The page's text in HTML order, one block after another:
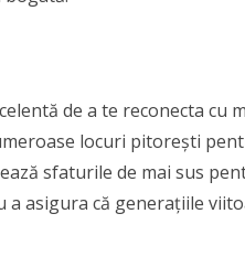
de a te reconecta cu
locuri pitorești
sfaturile de mai sus
asigura că generațiile